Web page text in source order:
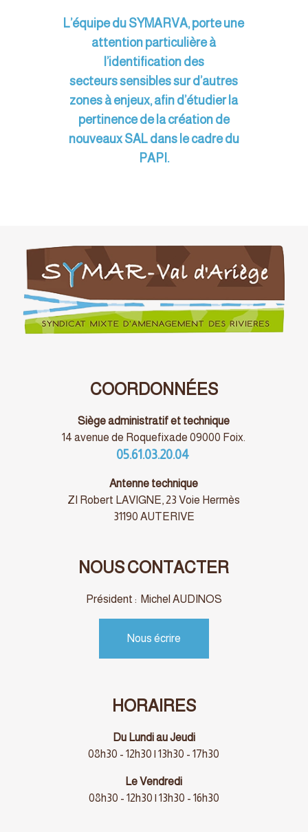
L’équipe du SYMARVA, porte une
attention particulière à
l’identification des
secteurs sensibles sur d’autres
zones à enjeux, afin d’étudier la
pertinence de la création de
nouveaux SAL dans le cadre du
PAPI.
COORDONNÉES
Siège administratif et technique
14 avenue de Roquefixade 09000 Foix.
05.61.03.20.04
Antenne technique
ZI Robert LAVIGNE, 23 Voie Hermès
31190 AUTERIVE
NOUS CONTACTER
Président : Michel AUDINOS
Nous écrire
HORAIRES
Du Lundi au Jeudi
08h30 - 12h30 | 13h30 - 17h30
Le Vendredi
08h30 - 12h30 | 13h30 - 16h30